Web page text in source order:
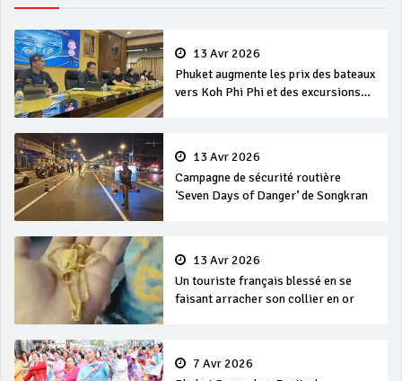
13 Avr 2026
Phuket augmente les prix des bateaux
vers Koh Phi Phi et des excursions
13 Avr 2026
Campagne de sécurité routière
‘Seven Days of Danger’ de Songkran
13 Avr 2026
Un touriste français blessé en se
faisant arracher son collier en or
7 Avr 2026